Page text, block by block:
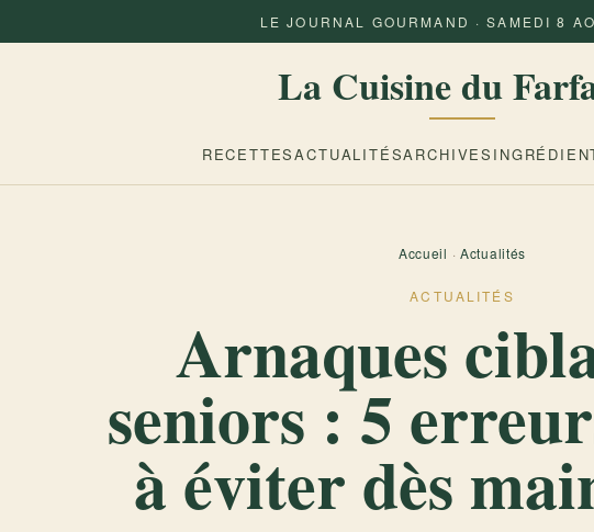
LE JOURNAL GOURMAND · SAMEDI 8
La Cuisine du
RECETTESACTUALITÉSARCHIVES
Accueil · Actualités
ACTUALITÉS
Arnaques
seniors : 5
à éviter dès